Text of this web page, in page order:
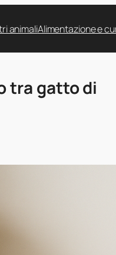
animaliAlimentazione e
tra gatto di